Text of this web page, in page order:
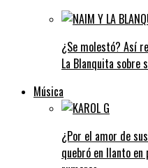
¿Se molestó? Así
La Blanquita sobre
Música
¿Por el amor de
quebró en llanto